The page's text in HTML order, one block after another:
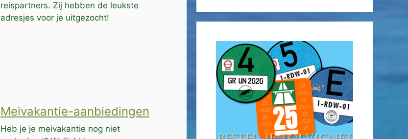
reispartners. Zij hebben de leukste
adresjes voor je uitgezocht!
Meivakantie-aanbiedingen
Heb je je meivakantie nog niet